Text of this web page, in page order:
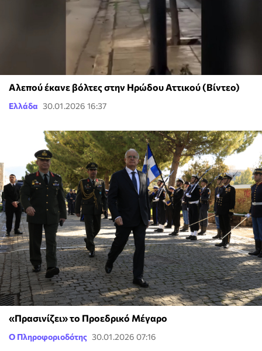
Αλεπού έκανε βόλτες στην Ηρώδου Αττικού (Βίντεο)
Ελλάδα 30.01.2026 16:37
«Πρασινίζει» το Προεδρικό Μέγαρο
Ο Πληροφοριοδότης 30.01.2026 07:16